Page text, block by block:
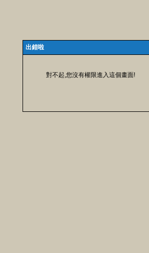
出錯啦
對不起,您沒有權限進入這個畫面!